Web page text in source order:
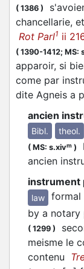
( 1386 )
chancellarie,
Rot Parl1 ii
( 1390-1412; MS:
apparoir, si
come par
dite Agneis a
ancien
Bibl. theol.
( MS: s.xivm )
ancien
instrument
law
formal
by a notary
( 1299 )
meisme le
contenu